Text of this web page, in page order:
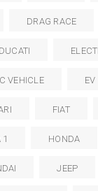
DRAG RACE
DUCATI
VEHICLE EV
FIAT
1 HONDA
JEEP